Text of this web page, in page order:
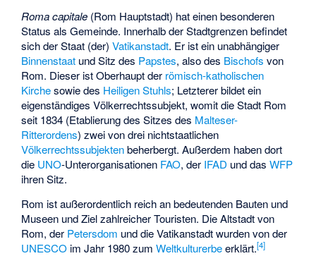
Roma capitale (Rom Hauptstadt) hat einen besonderen
Status als Gemeinde. Innerhalb der Stadtgrenzen befindet
sich der Staat (der)Vatikanstadt. Er ist ein unabhängiger
Binnenstaat und Sitz des Papstes, also des Bischofs von
Rom. Dieser ist Oberhaupt der römisch-katholischen
Kirchesowie des Heiligen Stuhls; Letzterer bildet ein
eigenständiges Völkerrechtssubjekt, womit die Stadt Rom
seit 1834 (Etablierung des Sitzes des Malteser-
Ritterordens) zwei von drei nichtstaatlichen
Völkerrechtssubjektenbeherbergt. Außerdem haben dort
die UNO-Unterorganisationen FAO, der IFAD und dasWFP
ihren Sitz.
Rom ist außerordentlich reich an bedeutenden Bauten und
Museen und Ziel zahlreicher Touristen. Die Altstadt von
Rom, der Petersdom und die Vatikanstadt wurden von der
UNESCO im Jahr 1980 zumWeltkulturerbeerklärt.[4]